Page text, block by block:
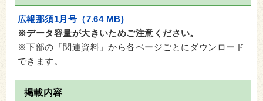
広報那須1月号（7.64 MB)
※データ容量が大きいためご注意ください。
※下部の「関連資料」から各ページごとにダウンロード
できます。
掲載内容